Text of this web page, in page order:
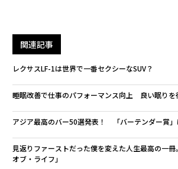
関連記事
レクサスLF-1は世界で一番セクシーなSUV？
睡眠改善で仕事のパフォーマンス向上 良い眠りを
アジア最高のバー50選発表！ 「バーテンダー賞」
見返りファーストだった僕を変えた人生最高の一冊
オブ・ライフ」